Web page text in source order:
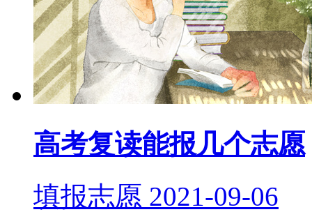
高考复读能报几个志愿
填报志愿 2021-09-06